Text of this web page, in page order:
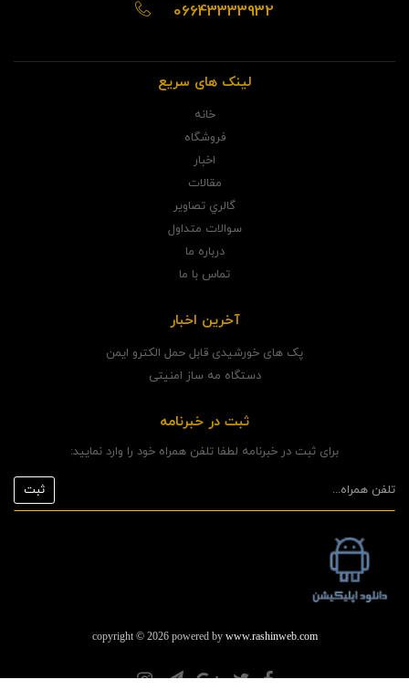
06643333932
لینک های سریع
خانه
فروشگاه
اخبار
مقالات
گالري تصاوير
سوالات متداول
درباره ما
تماس با ما
آخرین اخبار
پک های خورشیدی قابل حمل الکترو ایمن
دستگاه مه ساز امنیتی
ثبت در خبرنامه
برای ثبت در خبرنامه لطفا تلفن همراه خود را وارد نمایید:
copyright © 2026 powered by www.rashinweb.com